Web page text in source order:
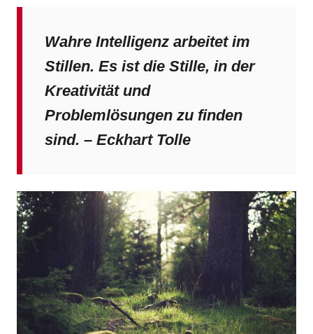
Wahre Intelligenz arbeitet im
Stillen. Es ist die Stille, in der
Kreativität und
Problemlösungen zu finden
sind. – Eckhart Tolle